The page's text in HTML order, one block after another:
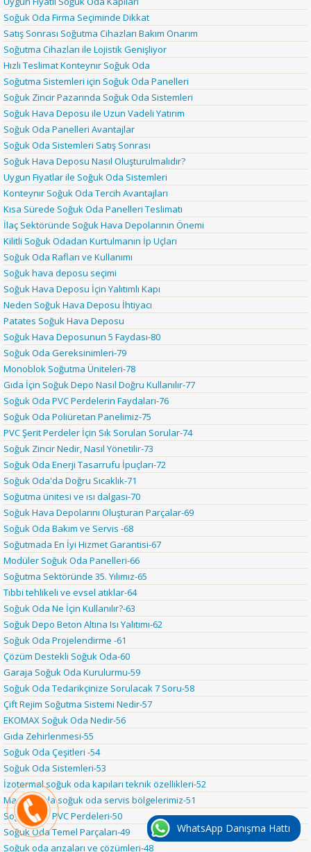
Soğuk Oda Firma Seçiminde Dikkat
Satış Sonrası Soğutma Cihazları Bakım Onarım
Soğutma Cihazları ile Lojistik Genişliyor
Hızlı Teslimat Konteynır Soğuk Oda
Soğutma Sistemleri için Soğuk Oda Panelleri
Soğuk Zincir Pazarında Soğuk Oda Sistemleri
Soğuk Hava Deposu ile Uzun Vadeli Yatırım
Soğuk Oda Panelleri Avantajlar
Soğuk Oda Sistemleri Satış Sonrası
Soğuk Hava Deposu Nasıl Oluşturulmalıdır?
Uygun Fiyatlar ile Soğuk Oda Sistemleri
Konteynır Soğuk Oda Tercih Avantajları
Kısa Sürede Soğuk Oda Panelleri Teslimatı
İlaç Sektöründe Soğuk Hava Depolarının Önemi
Kilitli Soğuk Odadan Kurtulmanın İp Uçları
Soğuk Oda Rafları ve Kullanımı
Soğuk hava deposu seçimi
Soğuk Hava Deposu İçin Yalıtımlı Kapı
Neden Soğuk Hava Deposu İhtiyacı
Patates Soğuk Hava Deposu
Soğuk Hava Deposunun 5 Faydası-80
Soğuk Oda Gereksinimleri-79
Monoblok Soğutma Üniteleri-78
Gıda İçin Soğuk Depo Nasıl Doğru Kullanılır-77
Soğuk Oda PVC Perdelerin Faydaları-76
Soğuk Oda Poliüretan Panelimiz-75
PVC Şerit Perdeler İçin Sık Sorulan Sorular-74
Soğuk Zincir Nedir, Nasıl Yönetilir-73
Soğuk Oda Enerji Tasarrufu İpuçları-72
Soğuk Oda'da Doğru Sıcaklık-71
Soğutma ünitesi ve ısı dalgası-70
Soğuk Hava Depolarını Oluşturan Parçalar-69
Soğuk Oda Bakım ve Servis -68
Soğutmada En İyi Hizmet Garantisi-67
Modüler Soğuk Oda Panelleri-66
Soğutma Sektöründe 35. Yılımız-65
Tıbbi tehlikeli ve evsel atıklar-64
Soğuk Oda Ne İçin Kullanılır?-63
Soğuk Depo Beton Altına Isı Yalıtımı-62
Soğuk Oda Projelendirme -61
Çözüm Destekli Soğuk Oda-60
Garaja Soğuk Oda Kurulurmu-59
Soğuk Oda Tedarikçinize Sorulacak 7 Soru-58
Çift Rejim Soğutma Sistemi Nedir-57
EKOMAX Soğuk Oda Nedir-56
Gıda Zehirlenmesi-55
Soğuk Oda Çeşitleri -54
Soğuk Oda Sistemleri-53
İzotermal soğuk oda kapıları teknik özellikleri-52
Marmara'da soğuk oda servis bölgelerimiz-51
Soğuk Oda PVC Perdeleri-50
Soğuk Oda Temel Parçaları-49
Soğuk oda arızaları ve çözümleri-48
WhatsApp Danışma Hattı